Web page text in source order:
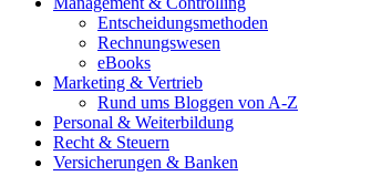
Entscheidungsmethoden
Rechnungswesen
eBooks
Marketing & Vertrieb
Rund ums Bloggen von A-Z
Personal & Weiterbildung
Recht & Steuern
Versicherungen & Banken